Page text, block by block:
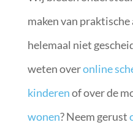
maken van praktische
helemaal niet
weten overonline
kinderenof over de
wonen? Neem gerust